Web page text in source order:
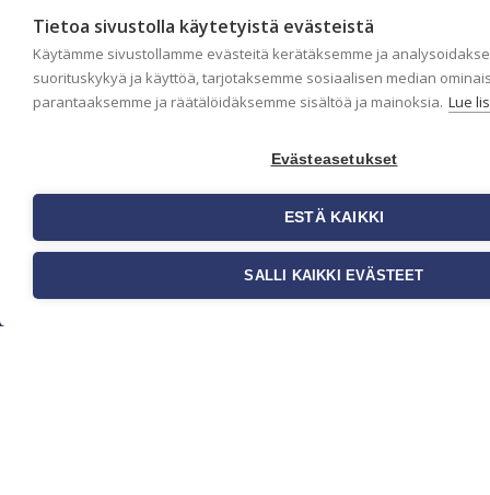
Tietoa sivustolla käytetyistä evästeistä
Käytämme sivustollamme evästeitä kerätäksemme ja
suorituskykyä ja käyttöä, tarjotaksemme sosiaalisen median
parantaaksemme ja räätälöidäksemme sisältöä ja mainoksia. Lue
Evästeasetukset
ESTÄ KAIKKI
SALLI KAIKKI EVÄSTEET
Yritys
Jälleenmyyjät
FAQ
Valokuvatapetit
Muut tuotteet